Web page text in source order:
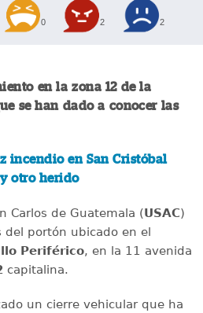
0 2 2
en la zona 12 de la
se han dado a conocer las
incendio en San Cristóbal
otro herido
Carlos de Guatemala (USAC)
del portón ubicado en el
Periférico, en la 11 avenida
capitalina.
un cierre vehicular que ha